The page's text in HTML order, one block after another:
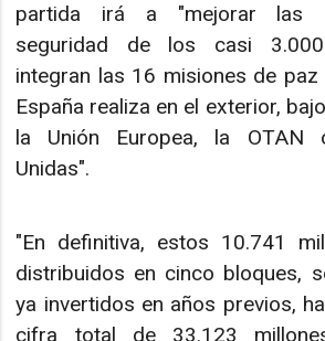
partida irá a "mejorar las
seguridad de los casi
integran las 16 misiones de paz
España realiza en el exterior,
la Unión Europea, la OTAN
Unidas".
"En definitiva, estos 10.741
distribuidos en cinco bloques,
ya invertidos en años previos,
cifra total de 33.123